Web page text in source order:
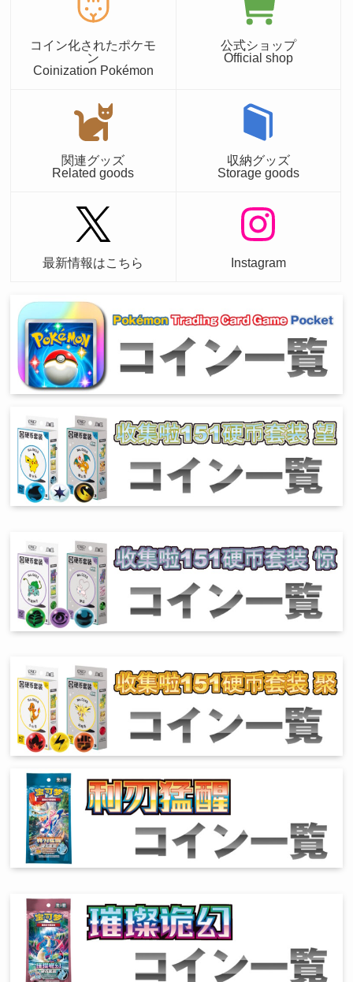
コイン化されたポケモ
ン
Coinization Pokémon
公式ショップ
Official shop
関連グッズ
Related goods
収納グッズ
Storage goods
最新情報はこちら Instagram